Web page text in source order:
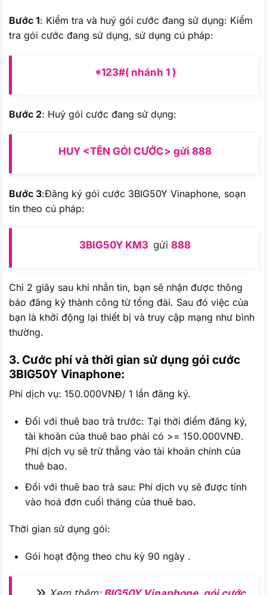
Bước 1: Kiểm tra và huỷ gói cước đang sử dụng: Kiểm
tra gói cước đang sử dụng, sử dụng cú pháp:
*123#( nhánh 1 )
Bước 2: Huỷ gói cước đang sử dụng:
HUY <TÊN GÓI CƯỚC> gửi 888
Bước 3:Đăng ký gói cước 3BIG50Y Vinaphone, soạn
tin theo cú pháp:
3BIG50Y KM3 gửi 888
Chỉ 2 giây sau khi nhắn tin, bạn sẽ nhận được thông
báo đăng ký thành công từ tổng đài. Sau đó việc của
bạn là khởi động lại thiết bị và truy cập mạng như bình
thường.
3. Cước phí và thời gian sử dụng gói cước
3BIG50Y Vinaphone:
Phí dịch vụ: 150.000VNĐ/ 1 lần đăng ký.
Đối với thuê bao trả trước: Tại thời điểm đăng ký,
tài khoản của thuê bao phải có >= 150.000VNĐ.
Phí dịch vụ sẽ trừ thẳng vào tài khoản chính của
thuê bao.
Đối với thuê bao trả sau: Phí dịch vụ sẽ được tính
vào hoá đơn cuối tháng của thuê bao.
Thời gian sử dụng gói:
Gói hoạt động theo chu kỳ 90 ngày .